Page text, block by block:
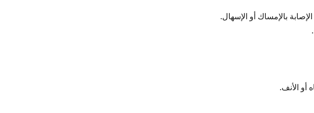
بالإمساك أو الإسهال.
أو الأنف.